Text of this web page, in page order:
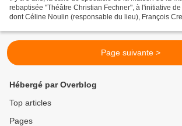
rebaptisée "Théâtre Christian Fechner", à l'initiative
dont Céline Noulin (responsable du lieu), François
Page suivante >
Hébergé par Overblog
Top articles
Pages